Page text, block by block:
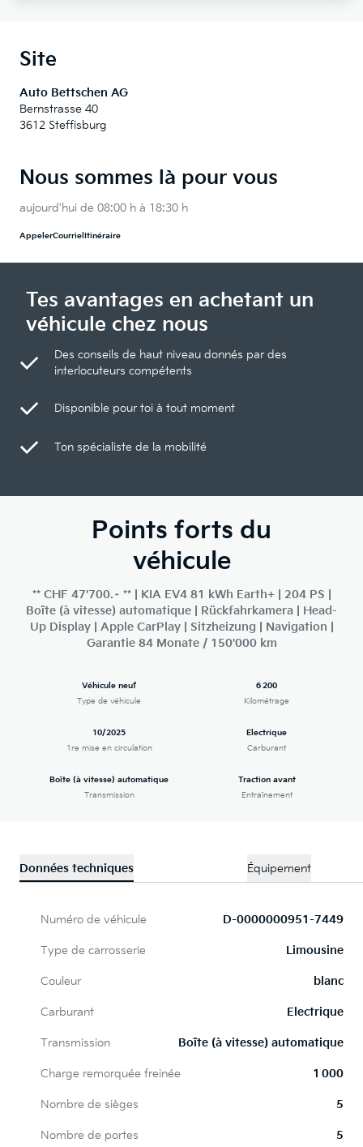
Site
Auto Bettschen AG
Bernstrasse 40
3612 Steffisburg
Nous sommes là pour vous
aujourd'hui de 08:00 h à 18:30 h
AppelerCourriel Itinéraire
Tes avantages en achetant un
véhicule chez nous
Des conseils de haut niveau donnés par des
interlocuteurs compétents
Disponible pour toi à tout moment
Ton spécialiste de la mobilité
Points forts du
véhicule
** CHF 47'700.– ** | KIA EV4 81 kWh Earth+ | 204 PS |
Boîte (à vitesse) automatique | Rückfahrkamera | Head-
Up Display | Apple CarPlay | Sitzheizung | Navigation |
Garantie 84 Monate / 150'000 km
Véhicule neuf
Type de véhicule
6 200
Kilométrage
10/2025
1re mise en circulation
Electrique
Carburant
Boîte (à vitesse) automatique
Transmission
Traction avant
Entraînement
Données techniques Équipement
Numéro de véhicule D-0000000951-7449
Type de carrosserie Limousine
Couleur blanc
Carburant Electrique
Transmission Boîte (à vitesse) automatique
Charge remorquée freinée 1 000
Nombre de sièges 5
Nombre de portes 5